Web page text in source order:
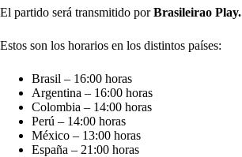
El partido será transmitido porBrasileirao Play.
Estos son los horarios en los distintos países:
Brasil – 16:00 horas
Argentina – 16:00 horas
Colombia – 14:00 horas
Perú – 14:00 horas
México – 13:00 horas
España – 21:00 horas